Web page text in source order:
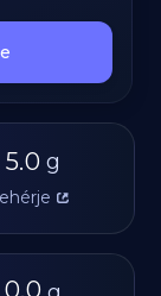
5.0 g
0.0